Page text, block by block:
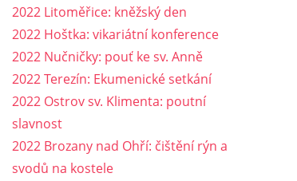
2022 Litoměřice: kněžský den
2022 Hoštka: vikariátní konference
2022 Nučničky: pouť ke sv. Anně
2022 Terezín: Ekumenické setkání
2022 Ostrov sv. Klimenta: poutní
slavnost
2022 Brozany nad Ohří: čištění rýn a
svodů na kostele